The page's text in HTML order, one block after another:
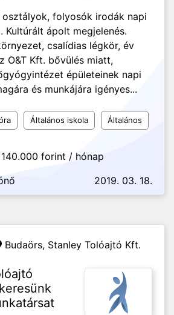
osztályok, folyosók irodák napi
Kultúrált ápolt megjelenés.
csalídias légkör, év
O&T Kft. bővülés miatt,
épületeinek napi
és munkájára igényes...
Általános iskola Általános
forint / hónap
2019. 03. 18.
Budaörs, Stanley Tolóajtó Kft.